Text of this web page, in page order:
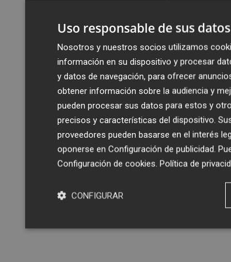
Uso responsable de sus datos
Nosotros y nuestros socios utilizamos
información en su dispositivo y procesar
y datos de navegación, para ofrecer
obtener información sobre la audiencia y
pueden procesar sus datos para estos y
precisos y características del dispositivo.
proveedores pueden basarse en el interés
oponerse en Configuración de publicidad.
Configuración de cookies. Política de
CONFIGURAR